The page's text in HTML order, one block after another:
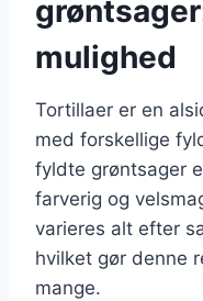
mulighed
Tortillaer er en
med forskellige
fyldte grøntsager
farverig og
varieres alt efter
hvilket gør denne
mange.